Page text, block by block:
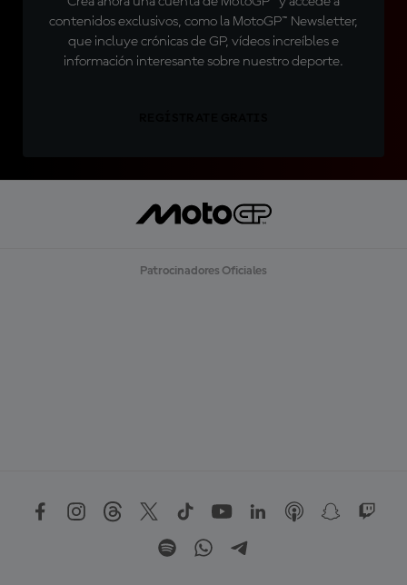
contenidos exclusivos, como la MotoGP™ Newsletter,
que incluye crónicas de GP, vídeos increíbles e
información interesante sobre nuestro deporte.
Patrocinadores Oficiales